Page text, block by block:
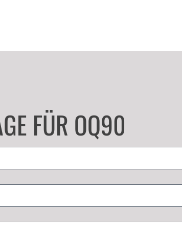
FÜR OQ90